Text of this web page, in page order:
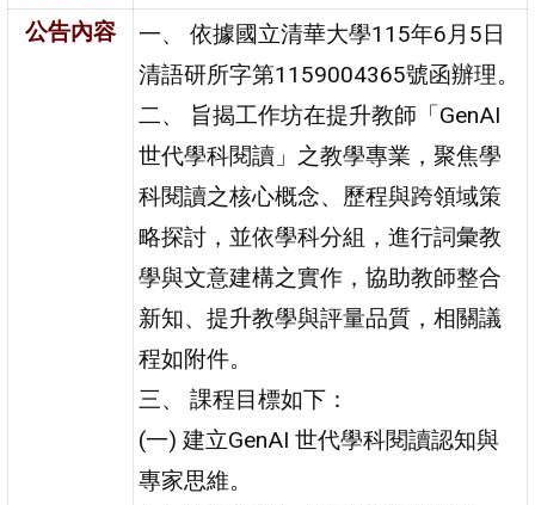
公告內容
一、 依據國立清華大學115年6月5日
清語研所字第1159004365號函辦理。
二、 旨揭工作坊在提升教師「GenAI
世代學科閱讀」之教學專業，聚焦學
科閱讀之核心概念、歷程與跨領域策
略探討，並依學科分組，進行詞彙教
學與文意建構之實作，協助教師整合
新知、提升教學與評量品質，相關議
程如附件。
三、 課程目標如下：
(一) 建立GenAI 世代學科閱讀認知與
專家思維。